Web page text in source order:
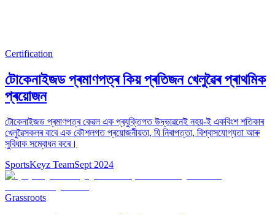
Certification
টোকেনাইজড প্ৰমাণপত্ৰ কিয় প্ৰতিজন খেলুৱৈৰ প্ৰাথমিক
প্ৰয়োজন
টোকেনাইজড প্ৰমাণপত্ৰ কেৱল এক প্ৰযুক্তিগত উদ্ভাৱনেই নহয়-ই একবিংশ শতিকাৰ
খেলুৱৈসকলৰ বাবে এক কৌশলগত প্ৰয়োজনীয়তা, যি নিৰাপত্তা, বিশ্বাসযোগ্যতা আৰু
সুবিধাক সম্বোধন কৰে।
SportsKeyz TeamSept 2024
Grassroots